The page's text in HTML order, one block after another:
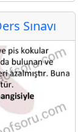
Sınavı